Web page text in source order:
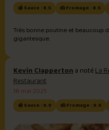
🍯 Sauce : 8.5 🧀 Fromage : 8.5
Très bonne poutine et beaucoup
gigantesque.
Kevin Clappertona notéLa
Restaurant
18 mai 2025
🍯 Sauce : 9.9 🧀 Fromage : 9.9